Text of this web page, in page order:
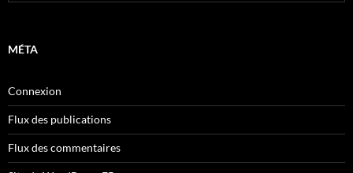
MÉTA
Connexion
Flux des publications
Flux des commentaires